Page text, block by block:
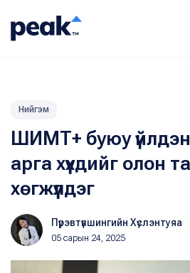
Нийгэм
ШИМТ+ буюу
арга хүүхдийг олон
хөгжүүлдэг
Пүрэвтүвшингийн Хүслэнтуяа
05 сарын 24, 2025